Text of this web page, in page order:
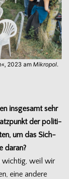
2023 am Mikro­pol.
ins­ge­samt sehr
der poli­ti­
um das Sich-
daran?
wich­tig, weil wir
eine andere